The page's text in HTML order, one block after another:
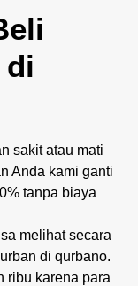
di
sakit atau mati
Anda kami ganti
tanpa biaya
melihat secara
di qurbano.
ribu karena para